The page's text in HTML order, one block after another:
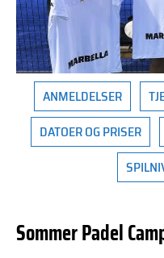
ANMELDELSER
DATOER OG PRISER
Sommer Padel